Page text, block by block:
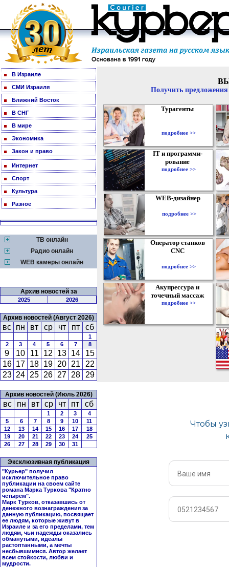
В Израиле
СМИ Израиля
Ближний Восток
В СНГ
В мире
Экономика
Закон и право
Интернет
Спорт
Культура
Разное
ТВ онлайн
Радио онлайн
WEB камеры онлайн
Архив новостей за
2025 2026
Архив новостей (Август 2026)
вс пн вт ср чт пт сб
1
2
3 4 5 6 7 8
9 10 11 12 13 14
15
16 17 18 19 20 21
22
23 24 25 26 27 28 29
Архив новостей (Июль 2026)
вс пн вт ср чт пт сб
1 2 3
4
5
6 7 8 9 10
11
12
13 14 15 16 17
18
19
20 21 22 23 24
25
26
27 28 29 30 31
Эксклюзивная публикация
"Курьер" получил
исключительное право
публикации на своем сайте
романа Марка Туркова "Кратно
четырем".
Марк Турков, отказавшись от
денежного вознаграждения за
данную публикацию, посвящает
ее людям, которые живут в
Израиле и за его пределами, тем
людям, чьи надежды оказались
обманутыми, идеалы
растоптанными, а мечты
несбывшимися. Автор желает
всем стойкости, любви и
мудрости.
Получить
Турагенты
подробнее >>
IT и программи-
рование
подробнее >>
WEB-дизайнер
подробнее >>
Оператор станков
CNC
подробнее >>
Акупрессура и
точечный массаж
подробнее >>